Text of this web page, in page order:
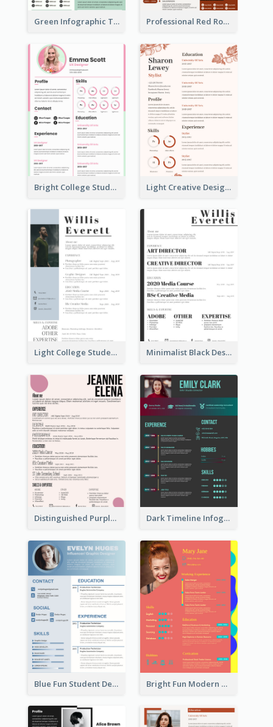
Green Infographic Teacher Resume Professional Red Rouge Resume
Bright College Student Designer Resume Light Creative Designer Resume
Light College Student Resume Minimalist Black Designer Resume
Distinguished Purple Modern Resume Dark Timeline Infographic Resume
Blue Fun Student Designer Resume Bright Fun Modern Student Resume